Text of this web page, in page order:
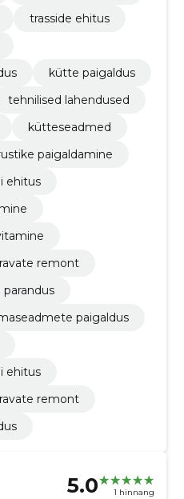
trasside ehitus
kütte paigaldus
tehnilised lahendused
kütteseadmed
paigaldamine
ehitus
remont
paigaldus
ehitus
remont
5.0 1 hinnang